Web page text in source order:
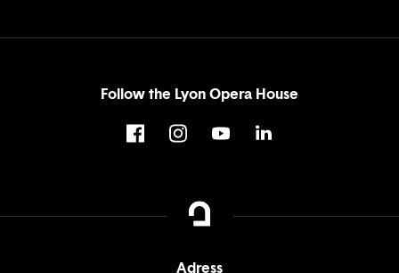
Follow the Lyon Opera House
Adress